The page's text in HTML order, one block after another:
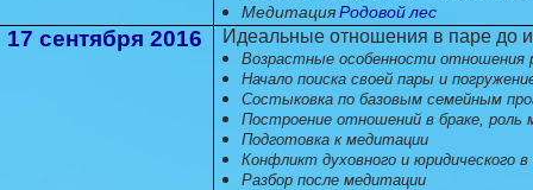
МедитацияРодовой лес
17 сентября 2016 Идеальные отношения в паре до
Возрастные особенности отношения
Начало поиска своей пары и
Состыковка по базовым семейным
Построение отношений в браке, роль
Подготовка к медитации
Конфликт духовного и юридического в
Разбор после медитации